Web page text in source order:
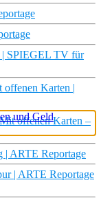
| SPIEGEL TV für
offenen Karten |
offenen Karten –
| ARTE Reportage
| ARTE Reportage